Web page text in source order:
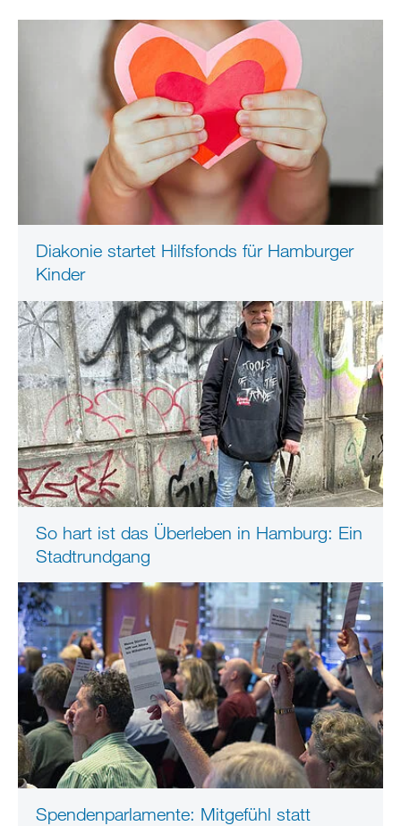
Diakonie startet Hilfsfonds für Hamburger
Kinder
So hart ist das Überleben in Hamburg: Ein
Stadtrundgang
Spendenparlamente: Mitgefühl statt